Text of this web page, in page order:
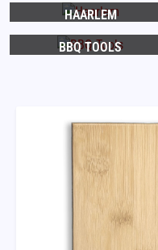
HAARLEM
BBQ TOOLS